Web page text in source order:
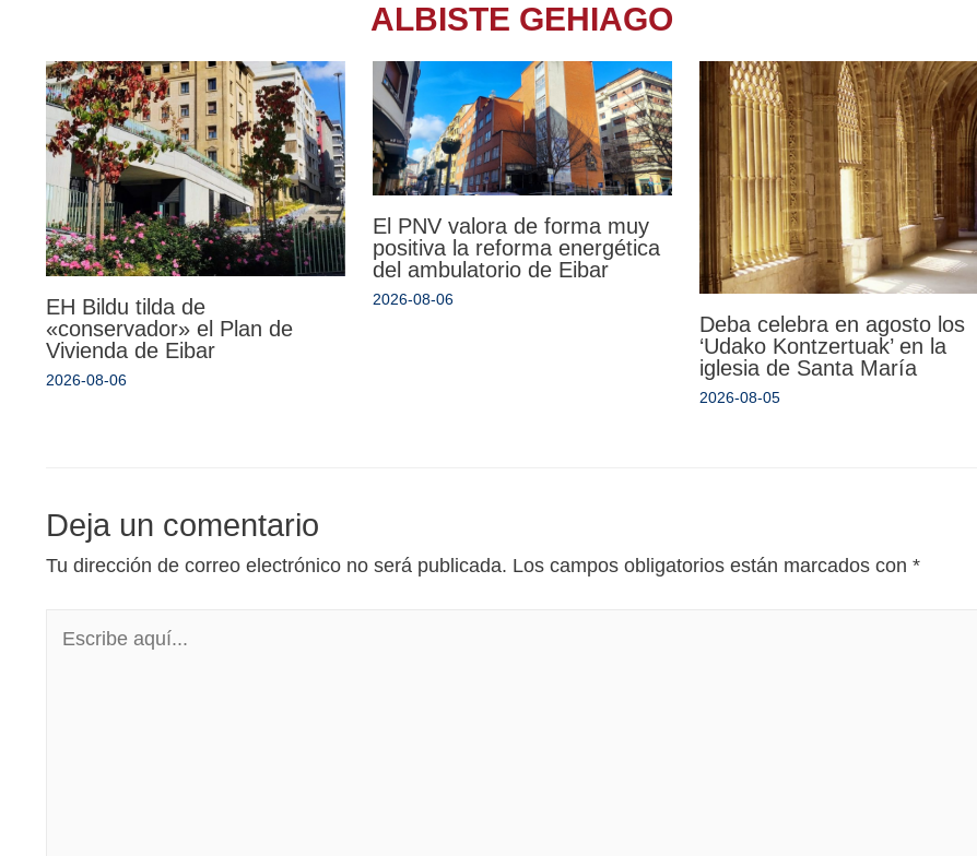
ALBISTE GEHIAGO
EH Bildu tilda de
«conservador» el Plan de
Vivienda de Eibar
2026-08-06
El PNV valora de forma muy
positiva la reforma energética
del ambulatorio de Eibar
2026-08-06
Deba celebra en agosto los
‘Udako Kontzertuak’ en la
iglesia de Santa María
2026-08-05
Deja un comentario
Tu dirección de correo electrónico no será publicada. Los campos obligatorios están marcados con *